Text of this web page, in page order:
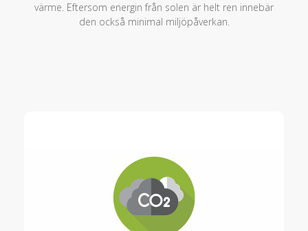
värme. Eftersom energin från solen är helt ren innebär
den också minimal miljöpåverkan.